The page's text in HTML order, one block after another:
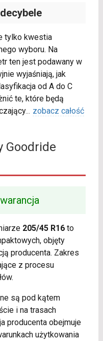
tylko kwestia
wyboru. Na
ten jest podawany w
wyjaśniają, jak
od A do C
te, które będą
... zobacz całość
Goodride
205/45 R16to
objęty
producenta. Zakres
z procesu
są pod kątem
i na trasach
producenta obejmuje
użytkowania